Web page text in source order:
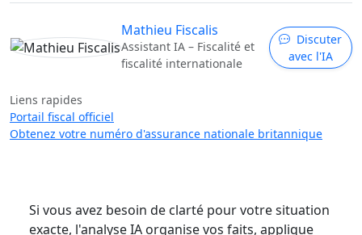
Mathieu Fiscalis
Assistant IA – Fiscalité et
fiscalité internationale
Discuter
avec l'IA
Liens rapides
Portail fiscal officiel
Obtenez votre numéro d'assurance nationale britannique
Si vous avez besoin de clarté pour votre situation
exacte, l'analyse IA organise vos faits, applique